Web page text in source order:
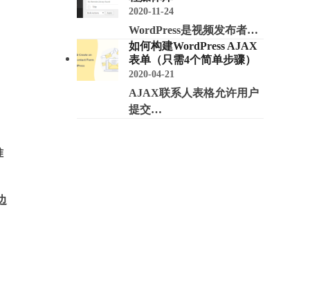
2020-11-24
WordPress是视频发布者…
如何构建WordPress AJAX
表单（只需4个简单步骤）
2020-04-21
AJAX联系人表格允许用户
提交…